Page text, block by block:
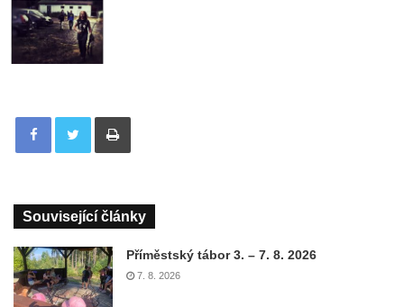
Tisknout
Související články
Příměstský tábor 3. – 7. 8. 2026
7. 8. 2026